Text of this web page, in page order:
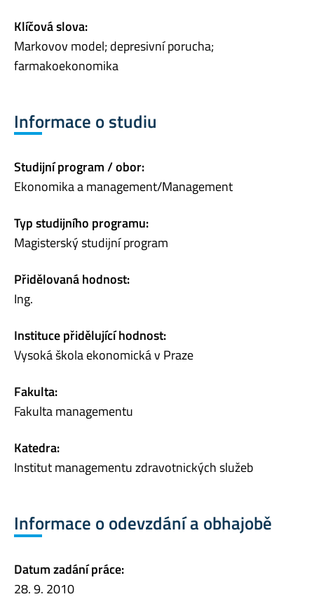
Klíčová slova:
Markovov model; depresivní porucha;
farmakoekonomika
Informace o studiu
Studijní program / obor:
Ekonomika a management/Management
Typ studijního programu:
Magisterský studijní program
Přidělovaná hodnost:
Ing.
Instituce přidělující hodnost:
Vysoká škola ekonomická v Praze
Fakulta:
Fakulta managementu
Katedra:
Institut managementu zdravotnických služeb
Informace o odevzdání a obhajobě
Datum zadání práce:
28. 9. 2010